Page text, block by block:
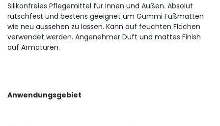
Silikonfreies Pflegemittel für Innen und Außen. Absolut
rutschfest und bestens geeignet um Gummi Fußmatten
wie neu aussehen zu lassen. Kann auf feuchten Flächen
verwendet werden. Angenehmer Duft und mattes Finish
auf Armaturen.
Anwendungsgebiet